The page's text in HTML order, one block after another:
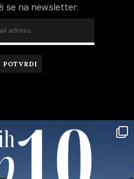
se na newsletter: